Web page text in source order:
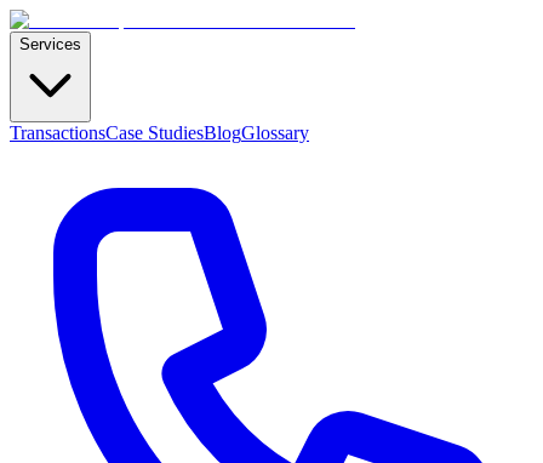
Services
TransactionsCase StudiesBlogGlossary